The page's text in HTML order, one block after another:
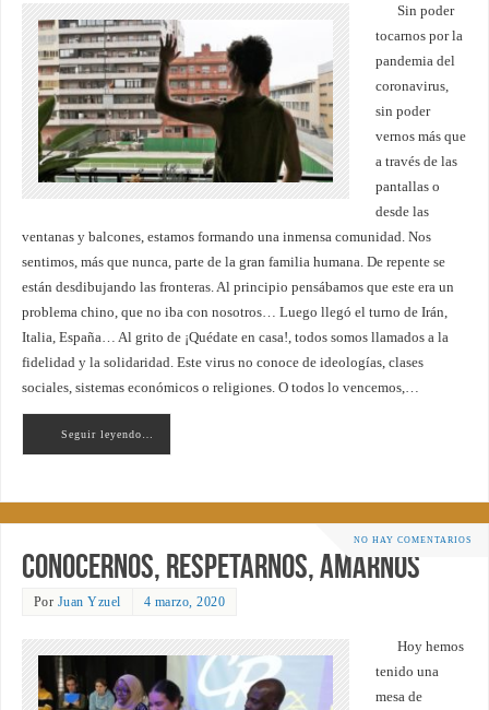
Sin poder
tocarnos por la
pandemia del
coronavirus,
sin poder
vernos más que
a través de las
pantallas o
desde las
ventanas y balcones, estamos formando una inmensa comunidad. Nos
sentimos, más que nunca, parte de la gran familia humana. De repente se
están desdibujando las fronteras. Al principio pensábamos que este era un
problema chino, que no iba con nosotros… Luego llegó el turno de Irán,
Italia, España… Al grito de ¡Quédate en casa!, todos somos llamados a la
fidelidad y la solidaridad. Este virus no conoce de ideologías, clases
sociales, sistemas económicos o religiones. O todos lo vencemos,…
Seguir leyendo…
NO HAY COMENTARIOS
Conocernos, respetarnos, amarnos
Por Juan Yzuel 4 marzo, 2020
Hoy hemos
tenido una
mesa de